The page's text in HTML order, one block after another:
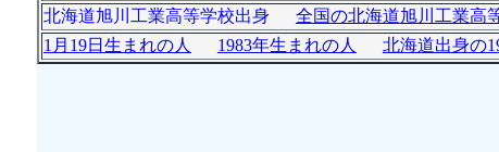
北海道旭川工業高等学校出身 全国の北海道旭川工業高
1月19日生まれの人
1983年生まれの人 北海道出身の